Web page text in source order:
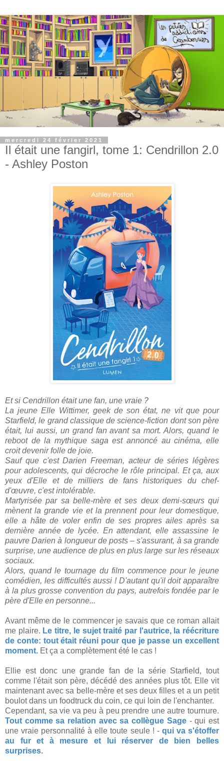
mercredi 24 février 2021
Il était une fangirl, tome 1: Cendrillon 2.0
- Ashley Poston
Et si Cendrillon était une fan, une vraie ?
La jeune Elle Wittimer, geek de son état, ne vit que pour
Starfield, le grand classique de science-fiction dont son père
était, lui aussi, un grand fan avant sa mort. Alors, quand le
reboot de la mythique saga est annoncé au cinéma, elle
croit devenir folle de joie.
Sauf que c'est Darien Freeman, acteur de séries légères
pour adolescents, qui décroche le rôle principal. Et ça, aux
yeux d'Elle et de milliers de fans historiques du chef-
d'œuvre, c'est intolérable.
Martyrisée par sa belle-mère et ses deux demi-sœurs qui
mènent la grande vie et la prennent pour leur domestique,
elle a hâte de voler enfin de ses propres ailes après sa
dernière année de lycée. En attendant, elle assassine le
pauvre Darien à longueur de posts – s'assurant, à sa grande
surprise, une audience de plus en plus large sur les réseaux
sociaux.
Alors, quand le tournage du film commence pour le jeune
comédien, les difficultés aussi ! D'autant qu'il doit apparaître
à la plus grosse convention du pays, autrefois fondée par le
père d'Elle en personne...
Avant même de le commencer je savais que ce roman allait
me plaire. Le titre, le sujet traité par l'autrice, la réécriture
de conte: tout était réuni pour que je passe un excellent
moment. Et ça a complètement été le cas !
Ellie est donc une grande fan de la série Starfield, tout
comme l'était son père, décédé des années plus tôt. Elle vit
maintenant avec sa belle-mère et ses deux filles et a un petit
boulot dans un foodtruck du coin, ce qui loin de l'enchanter.
Cependant, sa vie va peu à peu prendre une autre tournure.
Tout comme sa relation avec sa collègue Sage - qui est
une vraie personnalité à elle toute seule ! -qui va s'étoffer
au fur et à mesure et lui réserver de bien belles
surprises.